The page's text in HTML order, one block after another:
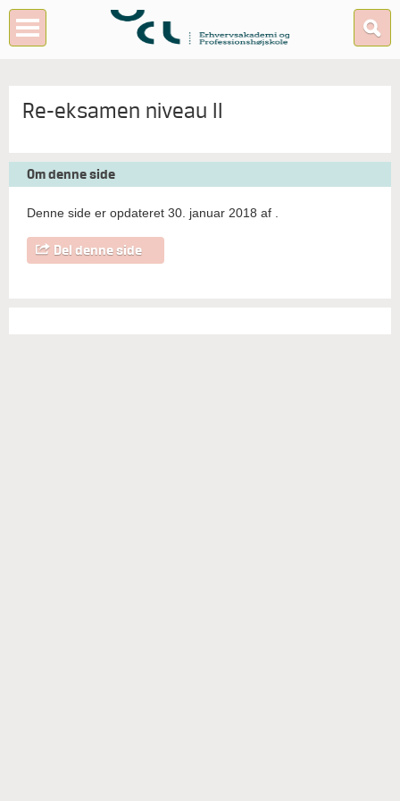
Re-eksamen niveau II
Om denne side
Denne side er opdateret 30. januar 2018 af
Del denne side